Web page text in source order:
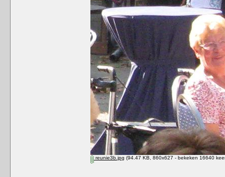
reunie3b.jpg (94.47 KB, 860x627 - bekeken 16640